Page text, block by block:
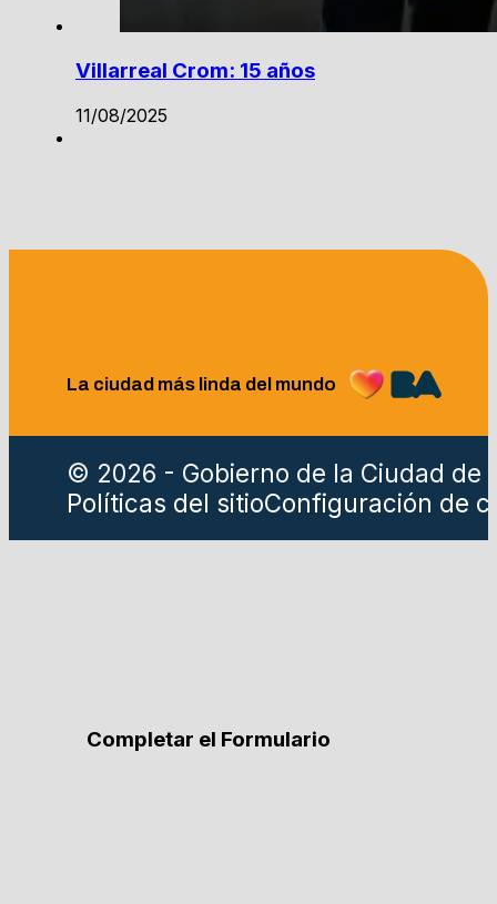
Villarreal Crom: 15 años
11/08/2025
La ciudad más linda del mundo
© 2026 - Gobierno de la Ciudad de
Políticas del sitioConfiguración de
Completar el Formulario